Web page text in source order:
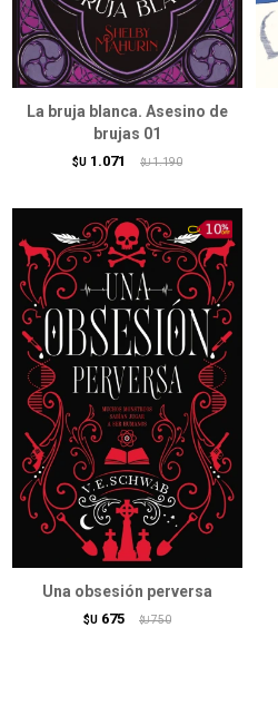
La bruja blanca. Asesino de
brujas 01
$U 1.071 $U 1.190
Una obsesión perversa
$U 675 $U 750